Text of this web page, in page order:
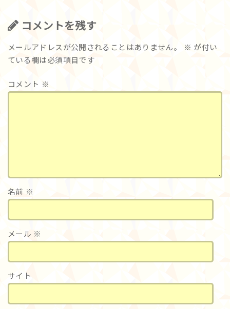
コメントを残す
メールアドレスが公開されることはありません。 ※ が付い
ている欄は必須項目です
コメント ※
名前 ※
メール ※
サイト